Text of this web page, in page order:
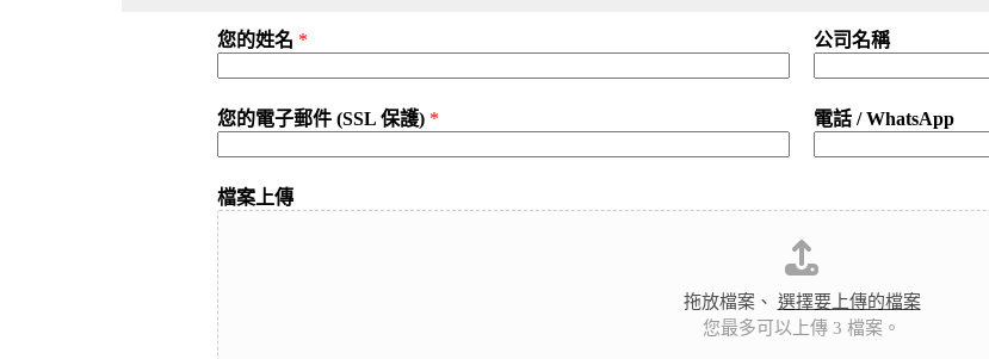
您的姓名 * 公司名稱
您的電子郵件 (SSL 保護) * 電話 / WhatsApp
檔案上傳
拖放檔案、 選擇要上傳的檔案
您最多可以上傳 3 檔案。